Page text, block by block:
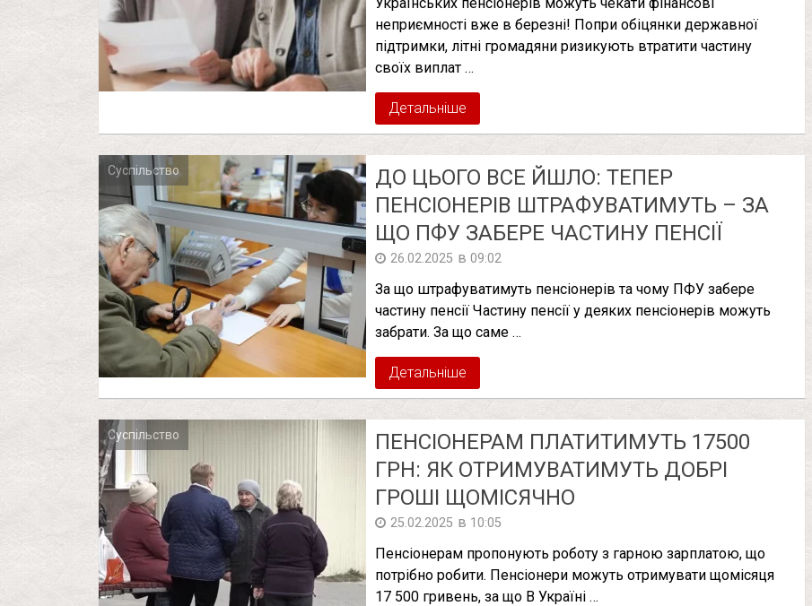
неприємності вже в березні! Попри обіцянки державної
підтримки, літні громадяни ризикують втратити частину
своїх виплат …
Детальніше
Суспільство
ДО ЦЬОГО ВСЕ ЙШЛО: ТЕПЕР
ПЕНСІОНЕРІВ ШТРАФУВАТИМУТЬ – ЗА
ЩО ПФУ ЗАБЕРЕ ЧАСТИНУ ПЕНСІЇ
26.02.2025 в 09:02
За що штрафуватимуть пенсіонерів та чому ПФУ забере
частину пенсії Частину пенсії у деяких пенсіонерів можуть
забрати. За що саме …
Детальніше
Суспільство
ПЕНСІОНЕРАМ ПЛАТИТИМУТЬ 17500
ГРН: ЯК ОТРИМУВАТИМУТЬ ДОБРІ
ГРОШІ ЩОМІСЯЧНО
25.02.2025 в 10:05
Пенсіонерам пропонують роботу з гарною зарплатою, що
потрібно робити. Пенсіонери можуть отримувати щомісяця
17 500 гривень, за що В Україні …